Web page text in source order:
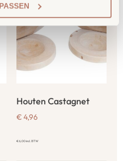
Houten Castagnet
€ 4,96
€6,00incl. BTW